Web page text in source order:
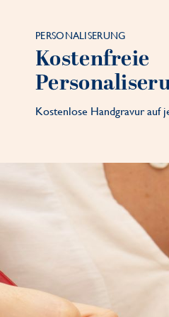
PERSONALISERUNG
Kostenfreie
Kostenlose Handgravur auf